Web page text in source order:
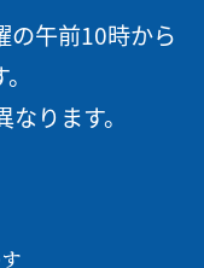
の午前10時から
ります。